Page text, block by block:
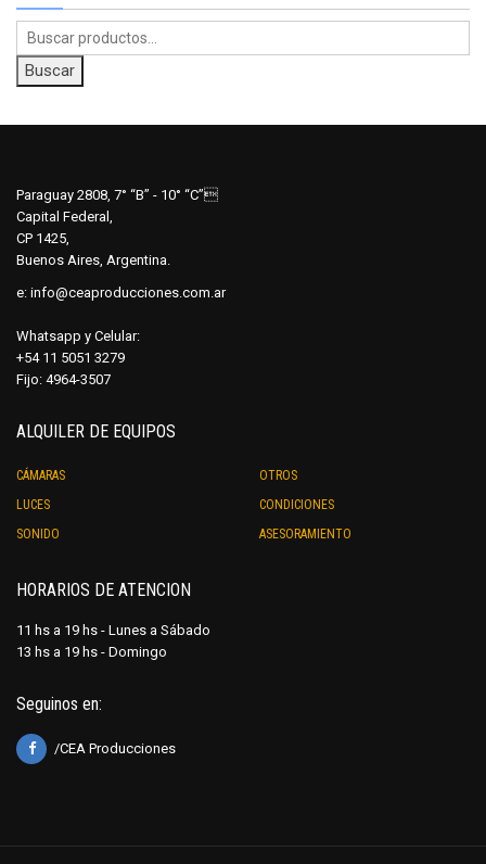
Buscar
por:
Buscar
Paraguay 2808, 7° “B” - 10° “C”
Capital Federal,
CP 1425,
Buenos Aires, Argentina.
e: info@ceaproducciones.com.ar
Whatsapp y Celular:
+54 11 5051 3279
Fijo: 4964-3507
ALQUILER DE EQUIPOS
CÁMARAS
LUCES
SONIDO
OTROS
CONDICIONES
ASESORAMIENTO
HORARIOS DE ATENCION
11 hs a 19 hs - Lunes a Sábado
13 hs a 19 hs - Domingo
Seguinos en:
/CEA Producciones